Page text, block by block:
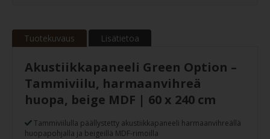
Tuotekuvaus Lisätietoa
Akustiikkapaneeli Green Option –
Tammiviilu, harmaanvihreä
huopa, beige MDF | 60 x 240 cm
Tammiviilulla päällystetty akustiikkapaneeli harmaanvihreällä
huopapohjalla ja beigeillä MDF-rimoilla